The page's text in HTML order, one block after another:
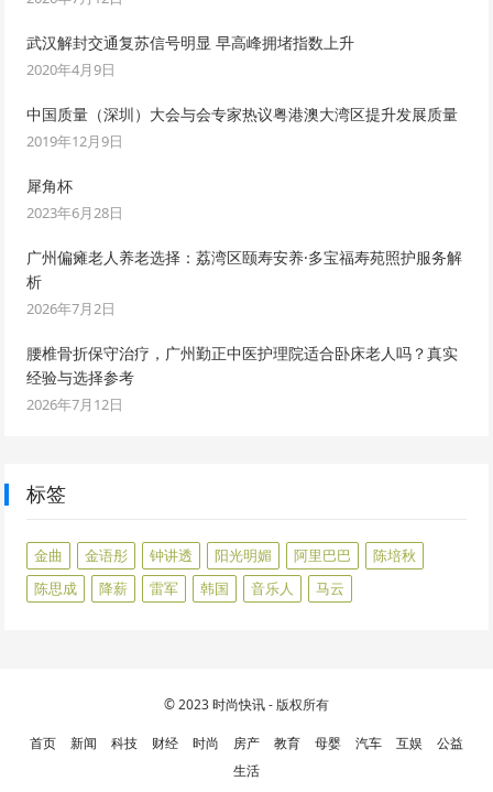
武汉解封交通复苏信号明显 早高峰拥堵指数上升
2020年4月9日
中国质量（深圳）大会与会专家热议粤港澳大湾区提升发展质量
2019年12月9日
犀角杯
2023年6月28日
广州偏瘫老人养老选择：荔湾区颐寿安养·多宝福寿苑照护服务解
析
2026年7月2日
腰椎骨折保守治疗，广州勤正中医护理院适合卧床老人吗？真实
经验与选择参考
2026年7月12日
标签
金曲 金语彤 钟讲透 阳光明媚 阿里巴巴
陈培秋
陈思成
降薪 雷军 韩国 音乐人 马云
© 2023时尚快讯- 版权所有
首页 新闻 科技 财经 时尚 房产 教育 母婴 汽车 互娱
公益
生活